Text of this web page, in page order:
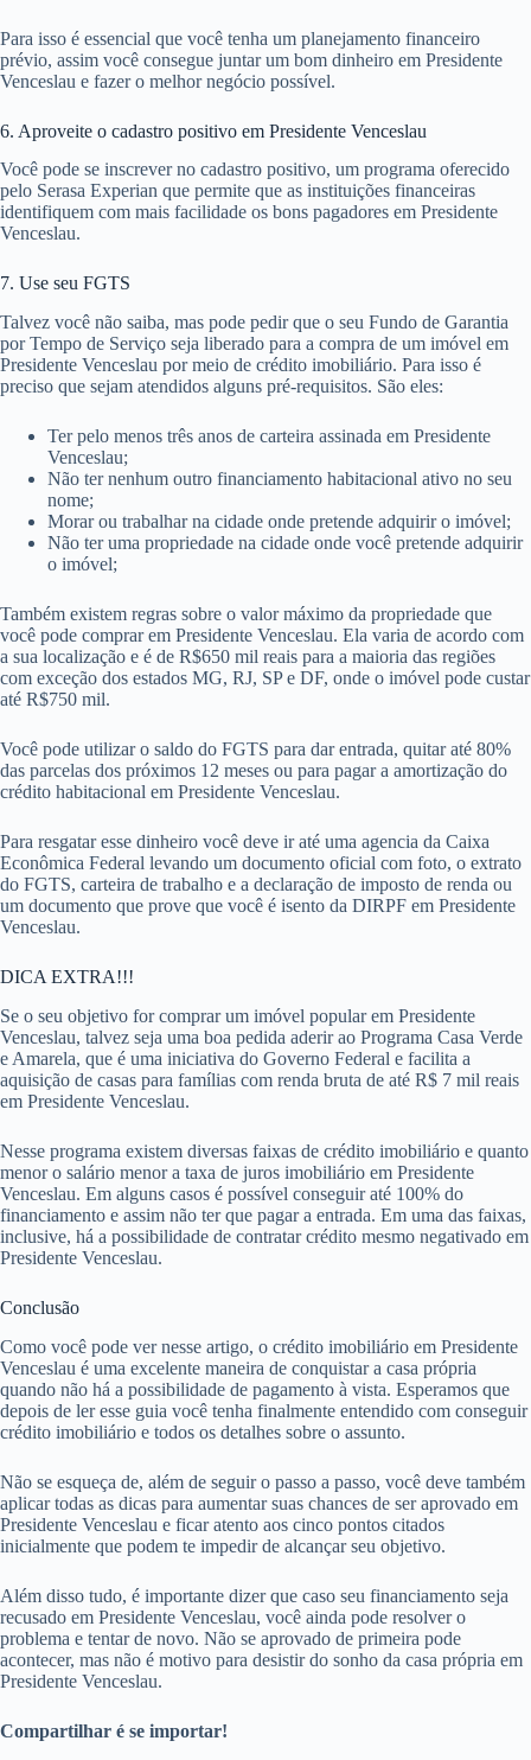
Para isso é essencial que você tenha um planejamento financeiro
prévio, assim você consegue juntar um bom dinheiro em Presidente
Venceslau e fazer o melhor negócio possível.
6. Aproveite o cadastro positivo em Presidente Venceslau
Você pode se inscrever no cadastro positivo, um programa oferecido
pelo Serasa Experian que permite que as instituições financeiras
identifiquem com mais facilidade os bons pagadores em Presidente
Venceslau.
7. Use seu FGTS
Talvez você não saiba, mas pode pedir que o seu Fundo de Garantia
por Tempo de Serviço seja liberado para a compra de um imóvel em
Presidente Venceslau por meio de crédito imobiliário. Para isso é
preciso que sejam atendidos alguns pré-requisitos. São eles:
Ter pelo menos três anos de carteira assinada em Presidente
Venceslau;
Não ter nenhum outro financiamento habitacional ativo no seu
nome;
Morar ou trabalhar na cidade onde pretende adquirir o imóvel;
Não ter uma propriedade na cidade onde você pretende adquirir
o imóvel;
Também existem regras sobre o valor máximo da propriedade que
você pode comprar em Presidente Venceslau. Ela varia de acordo com
a sua localização e é de R$650 mil reais para a maioria das regiões
com exceção dos estados MG, RJ, SP e DF, onde o imóvel pode custar
até R$750 mil.
Você pode utilizar o saldo do FGTS para dar entrada, quitar até 80%
das parcelas dos próximos 12 meses ou para pagar a amortização do
crédito habitacional em Presidente Venceslau.
Para resgatar esse dinheiro você deve ir até uma agencia da Caixa
Econômica Federal levando um documento oficial com foto, o extrato
do FGTS, carteira de trabalho e a declaração de imposto de renda ou
um documento que prove que você é isento da DIRPF em Presidente
Venceslau.
DICA EXTRA!!!
Se o seu objetivo for comprar um imóvel popular em Presidente
Venceslau, talvez seja uma boa pedida aderir ao Programa Casa Verde
e Amarela, que é uma iniciativa do Governo Federal e facilita a
aquisição de casas para famílias com renda bruta de até R$ 7 mil reais
em Presidente Venceslau.
Nesse programa existem diversas faixas de crédito imobiliário e quanto
menor o salário menor a taxa de juros imobiliário em Presidente
Venceslau. Em alguns casos é possível conseguir até 100% do
financiamento e assim não ter que pagar a entrada. Em uma das faixas,
inclusive, há a possibilidade de contratar crédito mesmo negativado em
Presidente Venceslau.
Conclusão
Como você pode ver nesse artigo, o crédito imobiliário em Presidente
Venceslau é uma excelente maneira de conquistar a casa própria
quando não há a possibilidade de pagamento à vista. Esperamos que
depois de ler esse guia você tenha finalmente entendido com conseguir
crédito imobiliário e todos os detalhes sobre o assunto.
Não se esqueça de, além de seguir o passo a passo, você deve também
aplicar todas as dicas para aumentar suas chances de ser aprovado em
Presidente Venceslau e ficar atento aos cinco pontos citados
inicialmente que podem te impedir de alcançar seu objetivo.
Além disso tudo, é importante dizer que caso seu financiamento seja
recusado em Presidente Venceslau, você ainda pode resolver o
problema e tentar de novo. Não se aprovado de primeira pode
acontecer, mas não é motivo para desistir do sonho da casa própria em
Presidente Venceslau.
Compartilhar é se importar!